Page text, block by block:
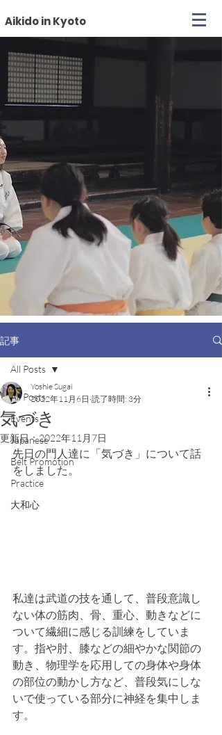
Aikido in Kyoto
記事
All Posts
Events
Japanese
Belt Promotion
Practice
大和心
All Posts
気づき
Yoshie Sugai
2022年11月6日 読了時間: 3分
更新日：2022年11月7日
先日の門人達に「気づき」について話
をしました。
私達は武道の技を通して、普段意識し
ない体の筋肉、骨、重心、動きなどに
ついて繊細に感じる訓練をしていま
す。指や肘、膝などの細やかな関節の
動き、物理学を応用しての身体や身体
の部位の動かし方など、普段気にしな
いで使っている部分に神経を集中しま
す。